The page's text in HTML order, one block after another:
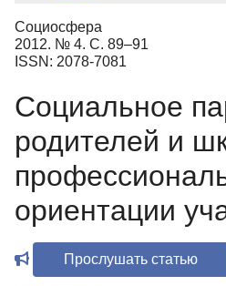
Социосфера
2012. № 4. С. 89–91
ISSN: 2078-7081
Социальное
родителей и
ориентации
Прослушать статью